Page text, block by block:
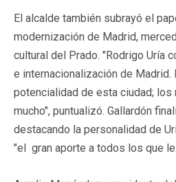
El alcalde también subrayó el
modernización de Madrid,
cultural del Prado. "Rodrigo Uría
e internacionalización de Madrid.
potencialidad de esta ciudad;
mucho", puntualizó. Gallardón
destacando la personalidad de
"el gran aporte a todos los que